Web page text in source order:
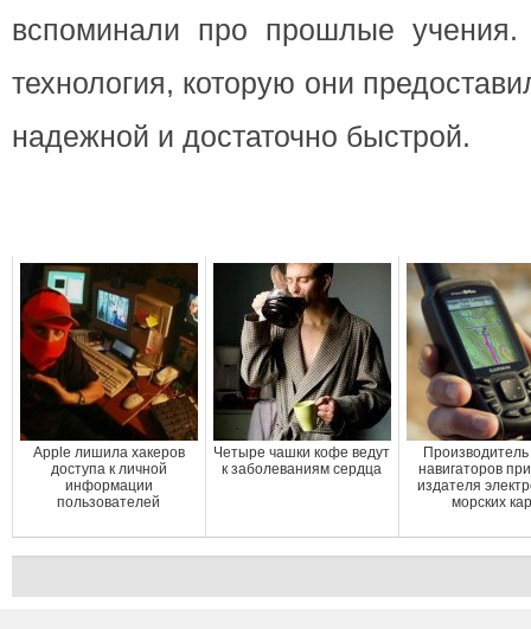
вспоминали про прошлые учения.
технология, которую они
надежной и достаточно быстрой.
Apple лишила хакеров
доступа к личной
информации
пользователей
Четыре чашки кофе ведут
к заболеваниям сердца
навигаторов
издателя
морских